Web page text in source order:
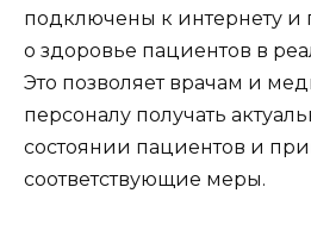
подключены к интернету и
о здоровье пациентов в
Это позволяет врачам и
персоналу получать
состоянии пациентов и
соответствующие меры.